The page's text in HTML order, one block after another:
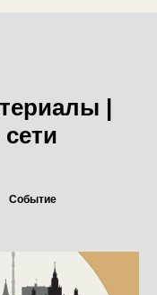
|
Событие